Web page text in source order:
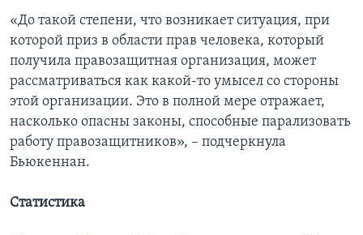
«До такой степени, что возникает ситуация, при
которой приз в области прав человека, который
получила правозащитная организация, может
рассматриваться как какой-то умысел со стороны
этой организации. Это в полной мере отражает,
насколько опасны законы, способные парализовать
работу правозащитников», – подчеркнула
Бьюкеннан.
Статистика